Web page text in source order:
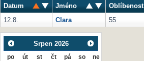
Datum Jméno Oblíbenost
12.8.
Clara 55
Srpen 2026
po út st čt pá so ne